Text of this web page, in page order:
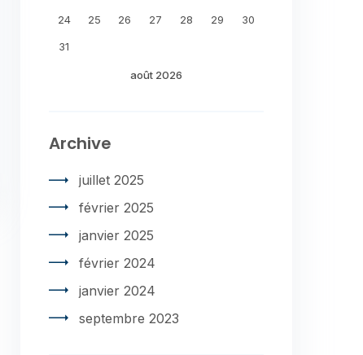
août 2026
24 25 26 27 28 29 30
31
Archive
juillet 2025
février 2025
janvier 2025
février 2024
janvier 2024
septembre 2023